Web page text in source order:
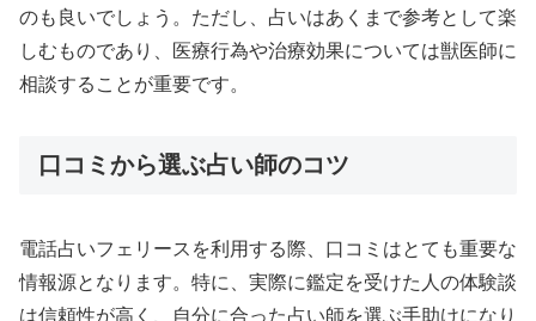
のも良いでしょう。ただし、占いはあくまで参考として楽
しむものであり、医療行為や治療効果については獣医師に
相談することが重要です。
口コミから選ぶ占い師のコツ
電話占いフェリースを利用する際、口コミはとても重要な
情報源となります。特に、実際に鑑定を受けた人の体験談
は信頼性が高く、自分に合った占い師を選ぶ手助けになり